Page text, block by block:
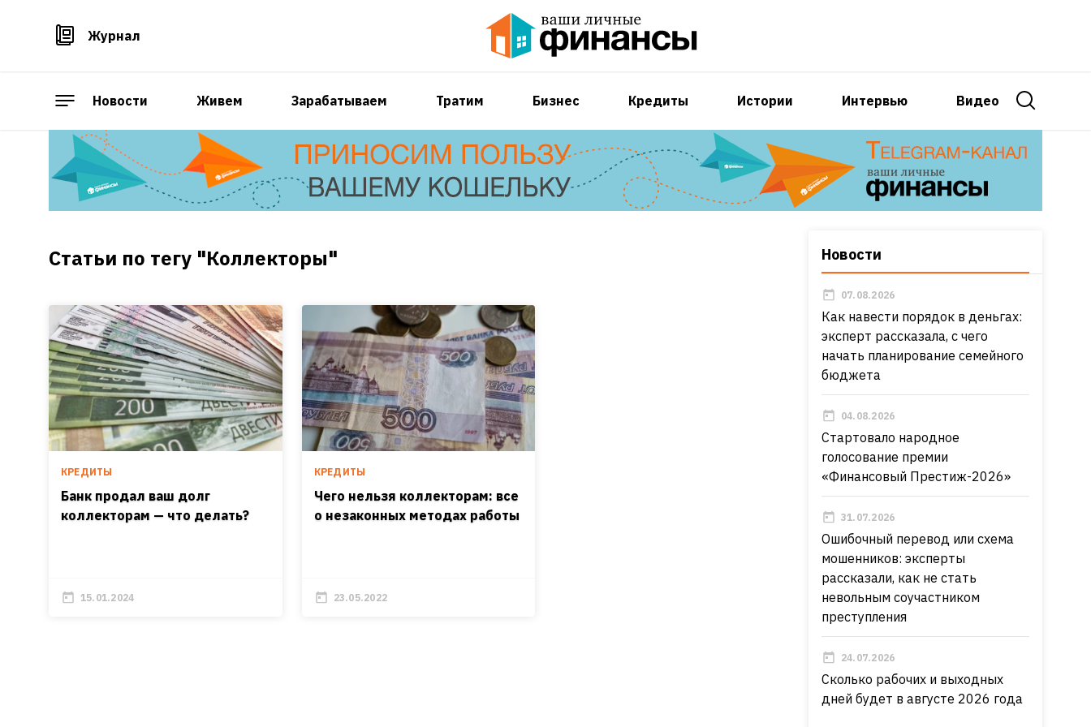
Журнал
Новости Живем Зарабатываем Тратим Бизнес Кредиты Истории Интервью Видео
Статьи по тегу "Коллекторы"
КРЕДИТЫ
Банк продал ваш долг
коллекторам — что делать?
15.01.2024
КРЕДИТЫ
Чего нельзя коллекторам: все
о незаконных методах работы
23.05.2022
Новости
07.08.2026
Как навести порядок в деньгах:
эксперт рассказала, с чего
начать планирование семейного
бюджета
04.08.2026
Стартовало народное
голосование премии
«Финансовый Престиж-2026»
31.07.2026
Ошибочный перевод или схема
мошенников: эксперты
рассказали, как не стать
невольным соучастником
преступления
24.07.2026
Сколько рабочих и выходных
дней будет в августе 2026 года